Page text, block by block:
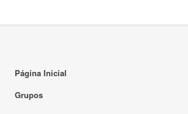
Página Inicial
Grupos